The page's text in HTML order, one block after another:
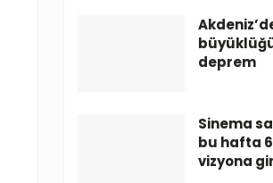
deprem
Sinema
bu hafta
vizyona